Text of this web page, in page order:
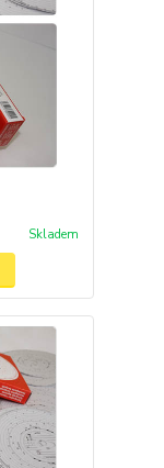
Skladem